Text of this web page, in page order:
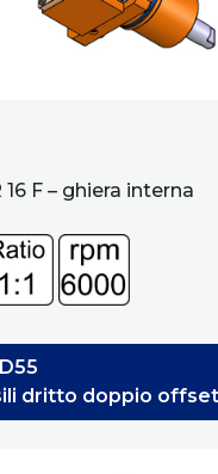
F – ghiera interna
dritto doppio offset